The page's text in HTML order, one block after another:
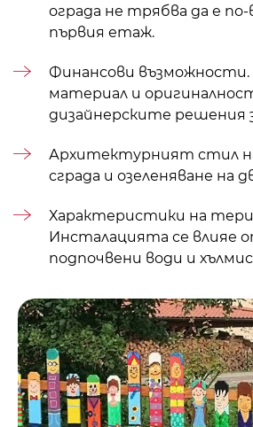
ограда не трябва да е
първия етаж.
Финансови
материал и
дизайнерските решения
Архитектурният стил
сграда и озеленяване на
Характеристики на
Инсталацията се влияе
подпочвени води и